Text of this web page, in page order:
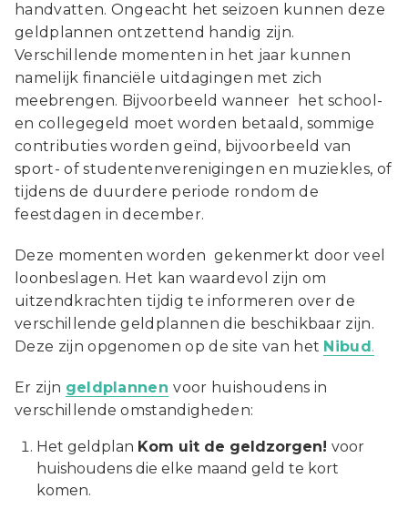
handvatten. Ongeacht het seizoen kunnen deze
geldplannen ontzettend handig zijn.
Verschillende momenten in het jaar kunnen
namelijk financiële uitdagingen met zich
meebrengen. Bijvoorbeeld wanneer het school-
en collegegeld moet worden betaald, sommige
contributies worden geïnd, bijvoorbeeld van
sport- of studentenverenigingen en muziekles, of
tijdens de duurdere periode rondom de
feestdagen in december.
Deze momenten worden gekenmerkt door veel
loonbeslagen. Het kan waardevol zijn om
uitzendkrachten tijdig te informeren over de
verschillende geldplannen die beschikbaar zijn.
Deze zijn opgenomen op de site van het Nibud.
Er zijn geldplannen voor huishoudens in
verschillende omstandigheden:
Het geldplan Kom uit de geldzorgen! voor
huishoudens die elke maand geld te kort
komen.